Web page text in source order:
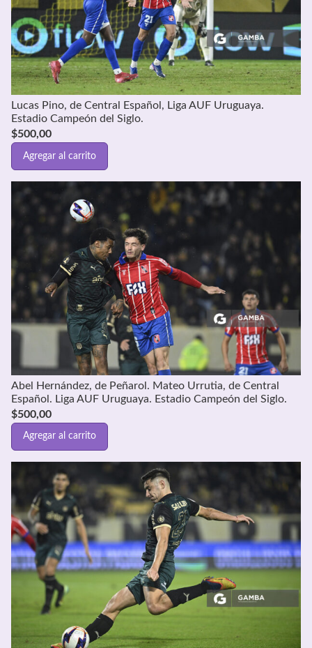
Lucas Pino, de Central Español, Liga AUF Uruguaya.
Estadio Campeón del Siglo.
$500,00
Agregar al carrito
Abel Hernández, de Peñarol. Mateo Urrutia, de Central
Español. Liga AUF Uruguaya. Estadio Campeón del Siglo.
$500,00
Agregar al carrito